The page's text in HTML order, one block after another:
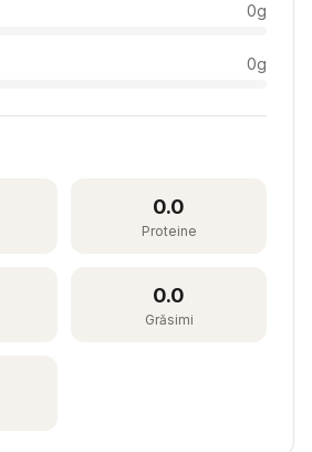
0g
0g
0.0
Proteine
0.0
Grăsimi